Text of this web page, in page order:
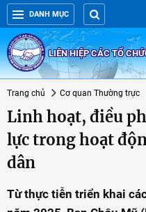
DANH MỤC
LIÊN HIỆP CÁC TỔ
Trang chủ Cơ quan Thường trực
Linh hoạt, điều
lực trong hoạt
dân
Từ thực tiễn triển khai